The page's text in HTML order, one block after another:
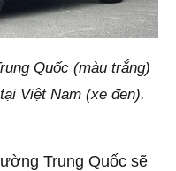
Quốc (màu trắng)
Việt Nam (xe đen).
Trung Quốc sẽ